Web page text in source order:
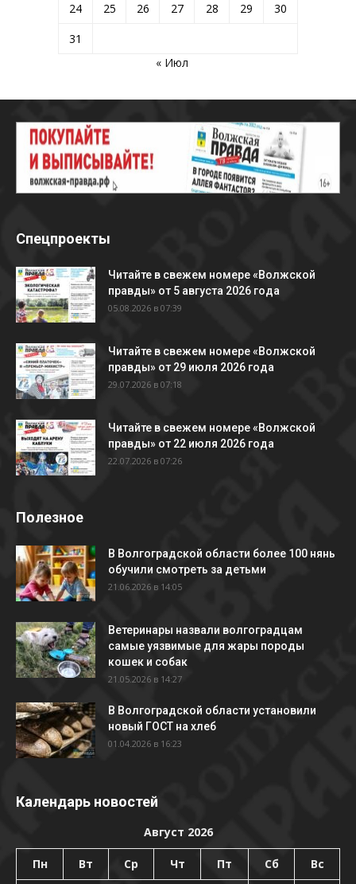
24
25 26 27 28 29
30
31
« Июл
Спецпроекты
Читайте в свежем номере «Волжской
правды» от 5 августа 2026 года
05.08.2026 в 07:39
Читайте в свежем номере «Волжской
правды» от 29 июля 2026 года
29.07.2026 в 07:18
Читайте в свежем номере «Волжской
правды» от 22 июля 2026 года
22.07.2026 в 07:26
Полезное
В Волгоградской области более 100 нянь
обучили смотреть за детьми
21.06.2026 в 14:05
Ветеринары назвали волгоградцам
самые уязвимые для жары породы
кошек и собак
21.05.2026 в 14:27
В Волгоградской области установили
новый ГОСТ на хлеб
01.04.2026 в 16:23
Календарь новостей
Август 2026
Пн Вт Ср Чт Пт Сб Вс